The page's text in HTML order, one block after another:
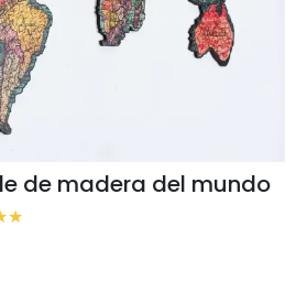
de madera del mundo